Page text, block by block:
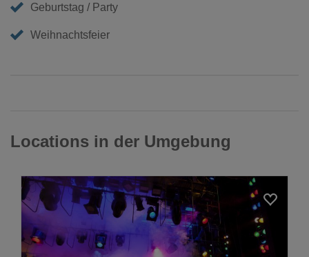
Geburtstag / Party
Weihnachtsfeier
Locations in der Umgebung